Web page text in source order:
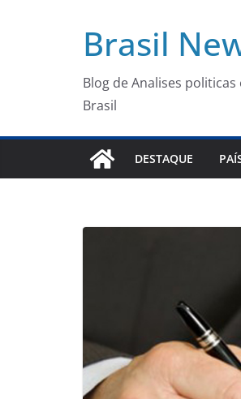
Brasil
Blog de Analises
Brasil
DESTAQUE